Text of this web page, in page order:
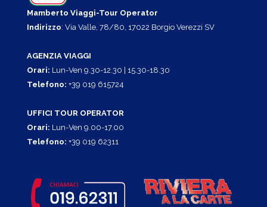
Mamberto Viaggi-Tour Operator
Indirizzo: Via Valle, 78/80, 17022 Borgio Verezzi SV
AGENZIA VIAGGI
Orari: Lun-Ven 9.30-12.30 | 15.30-18.30
Telefono: +39 019 615724
UFFICI TOUR OPERATOR
Orari: Lun-Ven 9.00-17.00
Telefono: +39 019 62311